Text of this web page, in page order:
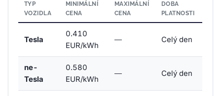
TYP
VOZIDLA
MINIMÁLNÍ
CENA
MAXIMÁLNÍ
CENA
DOBA
PLATNOSTI
Tesla
0.410
EUR/kWh
— Celý den
ne-
Tesla
0.580
EUR/kWh
— Celý den